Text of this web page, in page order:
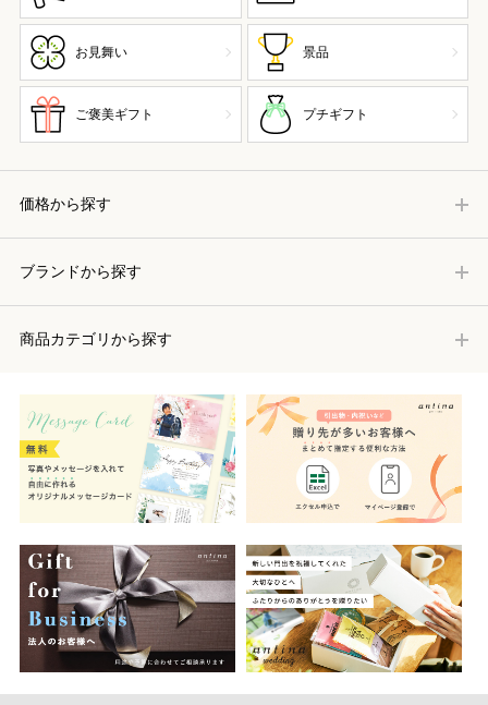
お見舞い 景品
ご褒美ギフト プチギフト
価格から探す
ブランドから探す
商品カテゴリから探す